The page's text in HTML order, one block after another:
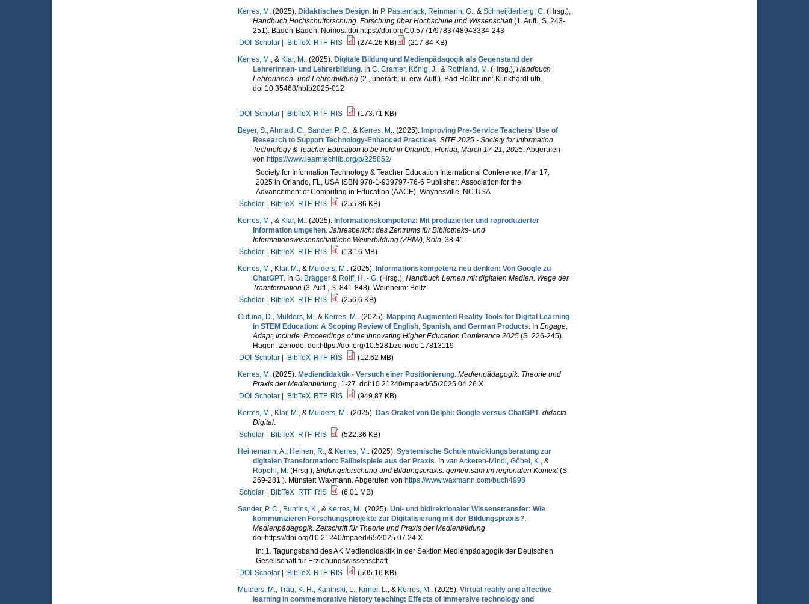
Kerres, M . (2025). Didaktisches Design. In P. Pasternack, Reinmann, G., & Schneijderberg, C.(Hrsg.),
Handbuch Hochschulforschung. Forschung über Hochschule und Wissenschaft(1. Aufl., S. 243-
251). Baden-Baden: Nomos. doi:https://doi.org/10.5771/9783748943334-243
DOI Scholar | BibTeX RTF RIS (274.26 KB)
(217.84 KB)
Kerres, M., & Klar, M.. (2025). Digitale Bildung und Medienpädagogik als Gegenstand der
Lehrerinnen- und Lehrerbildung. In C. Cramer, König, J., & Rothland, M.(Hrsg.), Handbuch
Lehrerinnen- und Lehrerbildung (2., überarb. u. erw. Aufl.). Bad Heilbrunn: Klinkhardt utb.
doi:10.35468/hblb2025-012
DOI Scholar | BibTeX RTF RIS
(173.71 KB)
Beyer, S.,Ahmad, C., Sander, P. C., & Kerres, M.. (2025). Improving Pre-Service Teachers' Use of
Research to Support Technology-Enhanced Practices. SITE 2025 - Society for Information
Technology & Teacher Education to be held in Orlando, Florida, March 17-21, 2025. Abgerufen
von https://www.learntechlib.org/p/225852/
Society for Information Technology & Teacher Education International Conference, Mar 17,
2025 in Orlando, FL, USA ISBN 978-1-939797-76-6 Publisher: Association for the
Advancement of Computing in Education (AACE), Waynesville, NC USA
Scholar |
BibTeX RTF RIS
(255.86 KB)
Kerres, M., & Klar, M.. (2025). Informationskompetenz: Mit produzierter und reproduzierter
Information umgehen. Jahresbericht des Zentrums für Bibliotheks- und
Informationswissenschaftliche Weiterbildung (ZBIW), Köln, 38-41.
Scholar |
BibTeX RTF RIS
(13.16 MB)
Kerres, M., Klar, M., & Mulders, M.. (2025). Informationskompetenz neu denken: Von Google zu
ChatGPT. In G. Brägger& Rolff, H. - G.(Hrsg.), Handbuch Lernen mit digitalen Medien. Wege der
Transformation (3. Aufl., S. 841-848). Weinheim: Beltz.
Scholar |
BibTeX RTF RIS
(256.6 KB)
Cufuna, D., Mulders, M., & Kerres, M.. (2025). Mapping Augmented Reality Tools for Digital Learning
in STEM Education: A Scoping Review of English, Spanish, and German Products. In Engage,
Adapt, Include. Proceedings of the Innovating Higher Education Conference 2025(S. 226-245).
Hagen: Zenodo. doi:https://doi.org/10.5281/zenodo.17813119
DOI Scholar | BibTeX RTF RIS
(12.62 MB)
Kerres, M . (2025). Mediendidaktik - Versuch einer Positionierung. Medienpädagogik. Theorie und
Praxis der Medienbildung, 1-27. doi:10.21240/mpaed/65/2025.04.26.X
DOI Scholar | BibTeX RTF RIS
(949.87 KB)
Kerres, M., Klar, M., & Mulders, M.. (2025). Das Orakel von Delphi: Google versus ChatGPT. didacta
Digital.
Scholar |
BibTeX RTF RIS
(522.36 KB)
Heinemann, A., Heinen, R., & Kerres, M.. (2025). Systemische Schulentwicklungsberatung zur
digitalen Transformation: Fallbeispiele aus der Praxis. In van Ackeren-Mindl , Göbel, K., &
Ropohl, M.(Hrsg.), Bildungsforschung und Bildungspraxis: gemeinsam im regionalen Kontext(S.
269-281 ). Münster: Waxmann. Abgerufen von https://www.waxmann.com/buch4998
Scholar |
BibTeX RTF RIS
(6.01 MB)
Sander, P. C., Buntins, K., & Kerres, M.. (2025). Uni- und bidirektionaler Wissenstransfer: Wie
kommunizieren Forschungsprojekte zur Digitalisierung mit der Bildungspraxis?.
Medienpädagogik. Zeitschrift für Theorie und Praxis der Medienbildung.
doi:https://doi.org/10.21240/mpaed/65/2025.07.24.X
In: 1. Tagungsband des AK Mediendidaktik in der Sektion Medienpädagogik der Deutschen
Gesellschaft für Erziehungswissenschaft
DOI Scholar | BibTeX RTF RIS
(505.16 KB)
Mulders, M., Träg, K. H., Kaninski, L., Kirner, L., & Kerres, M.. (2025). Virtual reality and affective
learning in commemorative history teaching: Effects of immersive technology and